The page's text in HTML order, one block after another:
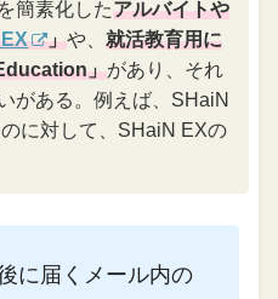
簡素化したアルバイトや
」や、就活教育用に
」があり、それ
がある。例えば、SHaiN
に対して、SHaiN EXの
に届くメール内の